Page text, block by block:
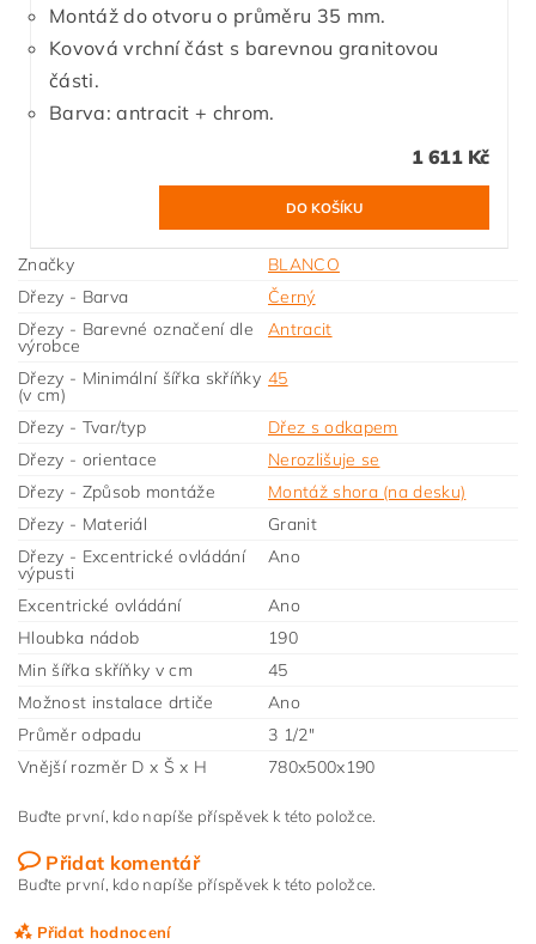
Montáž do otvoru o průměru 35 mm.
Kovová vrchní část s barevnou granitovou
části.
Barva: antracit + chrom.
1 611 Kč
Značky
BLANCO
Dřezy - Barva
Černý
Dřezy - Barevné označení dle
výrobce
Antracit
Dřezy - Minimální šířka skříňky
(v cm)
45
Dřezy - Tvar/typ
Dřez s odkapem
Dřezy - orientace
Nerozlišuje se
Dřezy - Způsob montáže
Montáž shora (na desku)
Dřezy - Materiál
Granit
Dřezy - Excentrické ovládání
výpusti
Ano
Excentrické ovládání
Ano
Hloubka nádob
190
Min šířka skříňky v cm
45
Možnost instalace drtiče
Ano
Průměr odpadu
3 1/2"
Vnější rozměr D x Š x H
780x500x190
Buďte první, kdo napíše příspěvek k této položce.
Přidat komentář
Buďte první, kdo napíše příspěvek k této položce.
Přidat hodnocení